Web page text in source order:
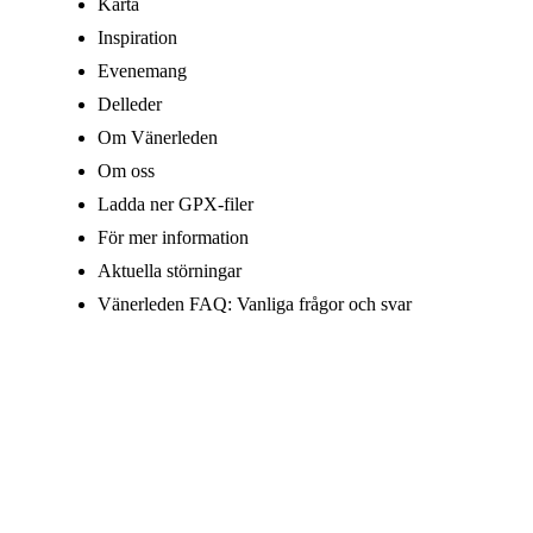
Karta
Inspiration
Evenemang
Delleder
Om Vänerleden
Om oss
Ladda ner GPX-filer
För mer information
Aktuella störningar
Vänerleden FAQ: Vanliga frågor och svar